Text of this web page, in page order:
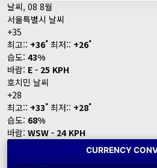
날씨, 08 8월
서울특별시 날씨
+35
최고:: +36° 최저:: +26°
습도: 43%
바람: E - 25 KPH
호치민 날씨
+28
최고:: +33° 최저:: +28°
습도: 68%
바람: WSW - 24 KPH